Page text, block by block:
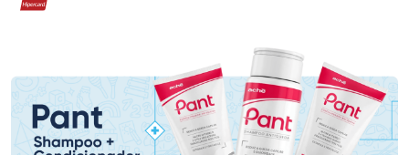
Promoção em Destaque